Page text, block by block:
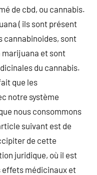
de cbd, ou cannabis.
( ils sont présent
cannabinoides, sont
marijuana et sont
du cannabis.
que les
notre système
nous consommons
suivant est de
de cette
juridique, où il est
effets médicinaux et